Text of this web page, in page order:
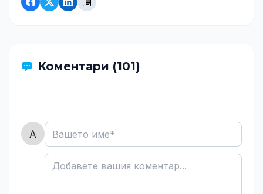
Коментари (101)